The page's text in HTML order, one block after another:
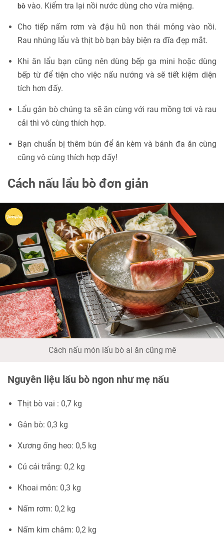
bò vào. Kiểm tra lại nồi nước dùng cho vừa miệng.
Cho tiếp nấm rơm và đậu hũ non thái mỏng vào nồi.
Rau nhúng lẩu và thịt bò bạn bày biện ra đĩa đẹp mắt.
Khi ăn lẩu bạn cũng nên dùng bếp ga mini hoặc dùng
bếp từ để tiện cho việc nấu nướng và sẽ tiết kiệm diện
tích hơn đấy.
Lẩu gân bò chúng ta sẽ ăn cùng với rau mồng tơi và rau
cải thì vô cùng thích hợp.
Bạn chuẩn bị thêm bún để ăn kèm và bánh đa ăn cùng
cũng vô cùng thích hợp đấy!
Cách nấu lẩu bò đơn giản
Cách nấu món lấu bò ai ăn cũng mê
Nguyên liệu lẩu bò ngon như mẹ nấu
Thịt bò vai : 0,7 kg
Gân bò: 0,3 kg
Xương ống heo: 0,5 kg
Củ cải trắng: 0,2 kg
Khoai môn: 0,3 kg
Nấm rơm: 0,2 kg
Nấm kim châm: 0,2 kg